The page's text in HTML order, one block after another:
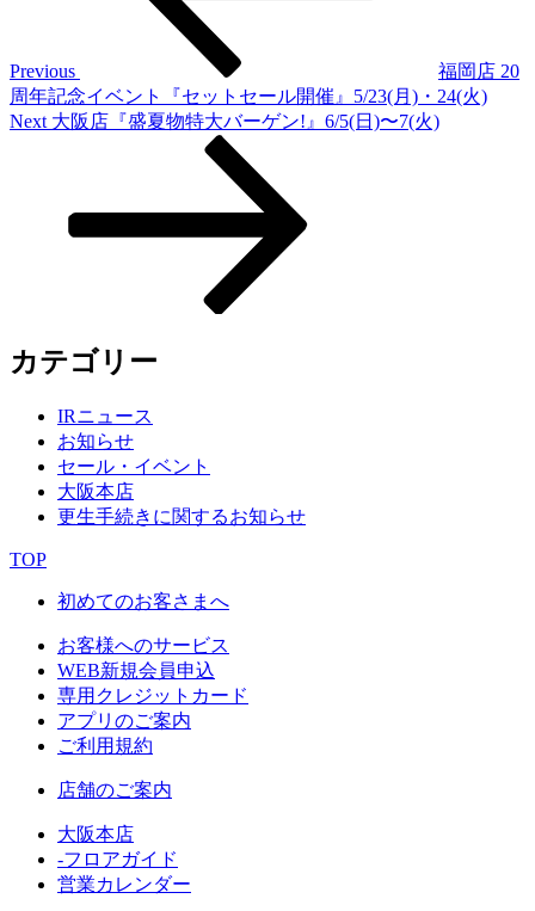
ゲ
ー
Previous
福岡店 20
周年記念イベント『セットセール開催』5/23(月)・24(火)
Next
Next 大阪店『盛夏物特大バーゲン!』6/5(日)〜7(火)
カテゴリー
IRニュース
お知らせ
セール・イベント
大阪本店
更生手続きに関するお知らせ
TOP
初めてのお客さまへ
お客様へのサービス
WEB新規会員申込
専用クレジットカード
アプリのご案内
ご利用規約
店舗のご案内
大阪本店
-フロアガイド
営業カレンダー